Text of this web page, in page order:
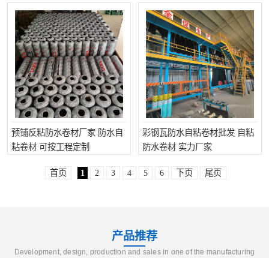
预铺反粘防水卷材厂家 防水自
粘卷材 可按工程定制
彩钢瓦防水自粘卷材批发 自粘
防水卷材 实力厂家
首页 1 2 3 4 5 6 下页 尾页
产品推荐
Development, design, production and sales in one of the manufacturing